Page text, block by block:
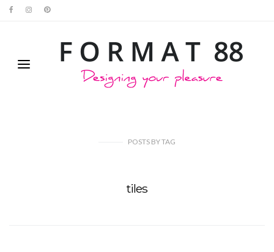
POSTS BYTAG
tiles